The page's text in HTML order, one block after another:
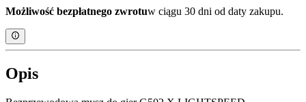
Możliwość bezpłatnego zwrotuw ciągu 30 dni od daty zakupu.
Opis